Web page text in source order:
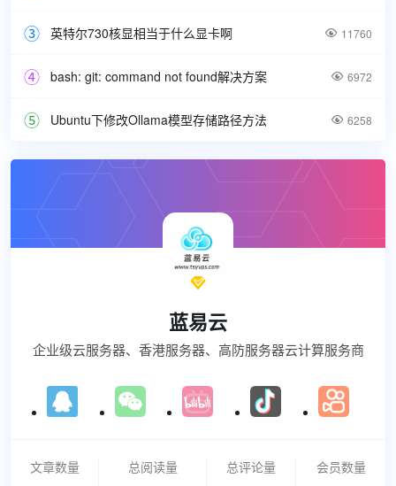
英特尔730核显相当于什么显卡啊  11760
bash: git: command not found解决方案  6972
Ubuntu下修改Ollama模型存储路径方法  6258

蓝易云
企业级云服务器、香港服务器、高防服务器云计算服务商
文章数量
总阅读量
总评论量
会员数量